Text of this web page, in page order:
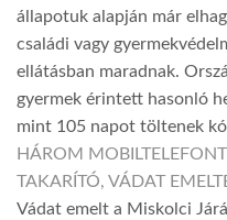
állapotuk alapján már
családi vagy
ellátásban maradnak.
gyermek érintett hasonló
mint 105 napot töltenek
HÁROM
TAKARÍTÓ, VÁDAT
Vádat emelt a Miskolci